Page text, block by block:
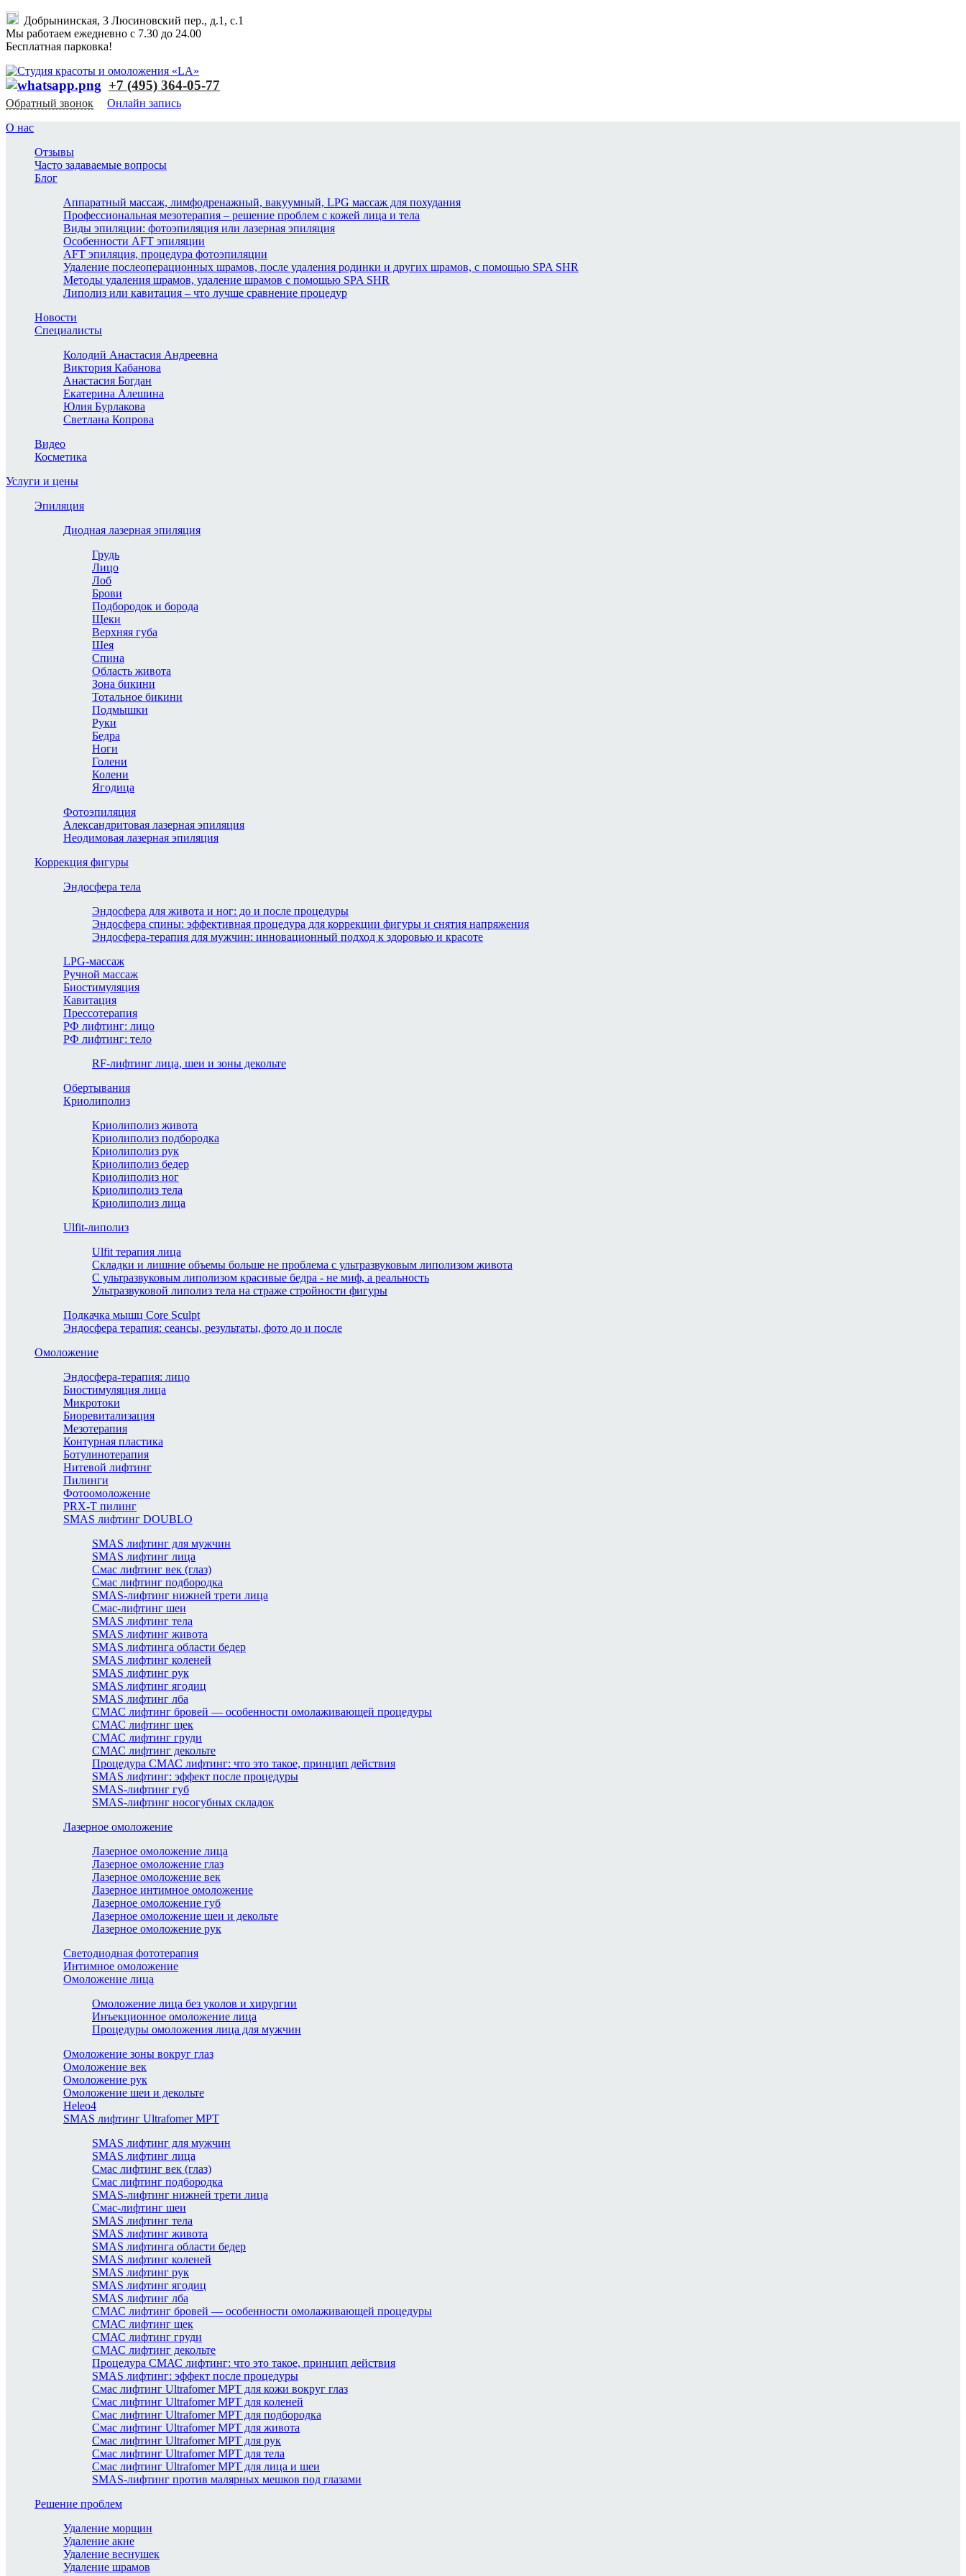
Добрынинская, 3 Люсиновский пер., д.1, с.1
Мы работаем ежедневно с 7.30 до 24.00
Бесплатная парковка!
+7 (495) 364-05-77
Обратный звонок
Онлайн запись
О нас
Отзывы
Часто задаваемые вопросы
Блог
Аппаратный массаж, лимфодренажный, вакуумный, LPG массаж для похудания
Профессиональная мезотерапия – решение проблем с кожей лица и тела
Виды эпиляции: фотоэпиляция или лазерная эпиляция
Особенности AFT эпиляции
AFT эпиляция, процедура фотоэпиляции
Удаление послеоперационных шрамов, после удаления родинки и других шрамов, с помощью SPA SHR
Методы удаления шрамов, удаление шрамов с помощью SPA SHR
Липолиз или кавитация – что лучше сравнение процедур
Новости
Специалисты
Колодий Анастасия Андреевна
Виктория Кабанова
Анастасия Богдан
Екатерина Алешина
Юлия Бурлакова
Светлана Копрова
Видео
Косметика
Услуги и цены
Эпиляция
Диодная лазерная эпиляция
Грудь
Лицо
Лоб
Брови
Подбородок и борода
Щеки
Верхняя губа
Шея
Спина
Область живота
Зона бикини
Тотальное бикини
Подмышки
Руки
Бедра
Ноги
Голени
Колени
Ягодица
Фотоэпиляция
Александритовая лазерная эпиляция
Неодимовая лазерная эпиляция
Коррекция фигуры
Эндосфера тела
Эндосфера для живота и ног: до и после процедуры
Эндосфера спины: эффективная процедура для коррекции фигуры и снятия напряжения
Эндосфера-терапия для мужчин: инновационный подход к здоровью и красоте
LPG-массаж
Ручной массаж
Биостимуляция
Кавитация
Прессотерапия
РФ лифтинг: лицо
РФ лифтинг: тело
RF-лифтинг лица, шеи и зоны декольте
Обертывания
Криолиполиз
Криолиполиз живота
Криолиполиз подбородка
Криолиполиз рук
Криолиполиз бедер
Криолиполиз ног
Криолиполиз тела
Криолиполиз лица
Ulfit-липолиз
Ulfit терапия лица
Складки и лишние объемы больше не проблема с ультразвуковым липолизом живота
С ультразвуковым липолизом красивые бедра - не миф, а реальность
Ультразвуковой липолиз тела на страже стройности фигуры
Подкачка мышц Core Sculpt
Эндосфера терапия: сеансы, результаты, фото до и после
Омоложение
Эндосфера-терапия: лицо
Биостимуляция лица
Микротоки
Биоревитализация
Мезотерапия
Контурная пластика
Ботулинотерапия
Нитевой лифтинг
Пилинги
Фотоомоложение
PRX-T пилинг
SMAS лифтинг DOUBLO
SMAS лифтинг для мужчин
SMAS лифтинг лица
Смас лифтинг век (глаз)
Смас лифтинг подбородка
SMAS-лифтинг нижней трети лица
Смас-лифтинг шеи
SMAS лифтинг тела
SMAS лифтинг живота
SMAS лифтинга области бедер
SMAS лифтинг коленей
SMAS лифтинг рук
SMAS лифтинг ягодиц
SMAS лифтинг лба
СМАС лифтинг бровей — особенности омолаживающей процедуры
СМАС лифтинг щек
СМАС лифтинг груди
СМАС лифтинг декольте
Процедура СМАС лифтинг: что это такое, принцип действия
SMAS лифтинг: эффект после процедуры
SMAS-лифтинг губ
SMAS-лифтинг носогубных складок
Лазерное омоложение
Лазерное омоложение лица
Лазерное омоложение глаз
Лазерное омоложение век
Лазерное интимное омоложение
Лазерное омоложение губ
Лазерное омоложение шеи и декольте
Лазерное омоложение рук
Светодиодная фототерапия
Интимное омоложение
Омоложение лица
Омоложение лица без уколов и хирургии
Инъекционное омоложение лица
Процедуры омоложения лица для мужчин
Омоложение зоны вокруг глаз
Омоложение век
Омоложение рук
Омоложение шеи и декольте
Heleo4
SMAS лифтинг Ultrafomer MPT
SMAS лифтинг для мужчин
SMAS лифтинг лица
Смас лифтинг век (глаз)
Смас лифтинг подбородка
SMAS-лифтинг нижней трети лица
Смас-лифтинг шеи
SMAS лифтинг тела
SMAS лифтинг живота
SMAS лифтинга области бедер
SMAS лифтинг коленей
SMAS лифтинг рук
SMAS лифтинг ягодиц
SMAS лифтинг лба
СМАС лифтинг бровей — особенности омолаживающей процедуры
СМАС лифтинг щек
СМАС лифтинг груди
СМАС лифтинг декольте
Процедура СМАС лифтинг: что это такое, принцип действия
SMAS лифтинг: эффект после процедуры
Смас лифтинг Ultrafomer MPT для кожи вокруг глаз
Смас лифтинг Ultrafomer MPT для коленей
Смас лифтинг Ultrafomer MPT для подбородка
Смас лифтинг Ultrafomer MPT для живота
Смас лифтинг Ultrafomer MPT для рук
Смас лифтинг Ultrafomer MPT для тела
Смас лифтинг Ultrafomer MPT для лица и шеи
SMAS-лифтинг против малярных мешков под глазами
Решение проблем
Удаление морщин
Удаление акне
Удаление веснушек
Удаление шрамов